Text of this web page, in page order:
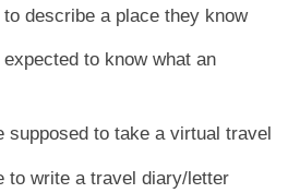
describe a place they know
to know what an
supposed to take a virtual travel
to write a travel diary/letter